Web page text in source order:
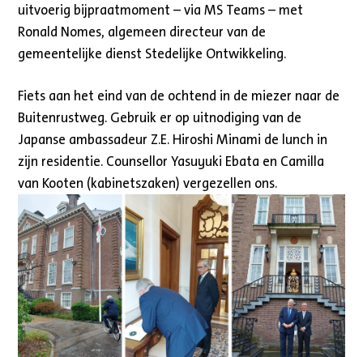
uitvoerig bijpraatmoment – via MS Teams – met
Ronald Nomes, algemeen directeur van de
gemeentelijke dienst Stedelijke Ontwikkeling.
Fiets aan het eind van de ochtend in de miezer naar de
Buitenrustweg. Gebruik er op uitnodiging van de
Japanse ambassadeur Z.E. Hiroshi Minami de lunch in
zijn residentie. Counsellor Yasuyuki Ebata en Camilla
van Kooten (kabinetszaken) vergezellen ons.